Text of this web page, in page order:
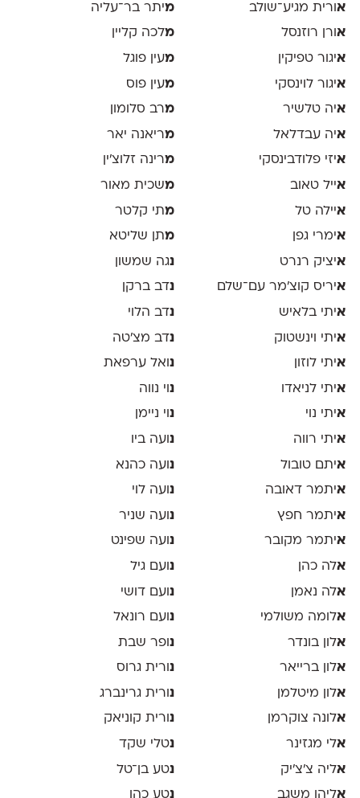
אורית מגיע־שולב
אורן רוזנסל
איגור טפיקין
איגור לוינסקי
איה טלשיר
איה עבדלאל
איזי פלודבינסקי
אייל טאוב
איילה טל
אימרי גפן
איציק רנרט
איריס קוצ׳מר עם־שלם
איתי בלאיש
איתי וינשטוק
איתי לוזון
איתי לניאדו
איתי נוי
איתי רווה
איתם טובול
איתמר דאובה
איתמר חפץ
איתמר מקובר
אלה כהן
אלה נאמן
אלומה משולמי
אלון בונדר
אלון ברייאר
אלון מיטלמן
אלונה צוקרמן
אלי מגזינר
אליה צ׳צ׳יק
אליהו משגב
מיתר בר־עליה
מלכה קליין
מעין פוגל
מעין פוס
מרב סלומון
מריאנה יאר
מרינה זלוצ׳ין
משכית מאור
מתי קלטר
מתן שליטא
נגה שמשון
נדב ברקן
נדב הלוי
נדב מצ׳טה
נ ואל ערפאת
נ וי נווה
נוי ניימן
נ ועה ביו
נועה כהנא
נ ועה לוי
נ ועה שניר
נועה שפינט
נ ועם גיל
נועם דושי
נ ועם רונאל
נ ופר שבת
נורית גרוס
נ ורית גרינברג
נורית קוניאק
נטלי שקד
נטע בן־טל
נטע כהן